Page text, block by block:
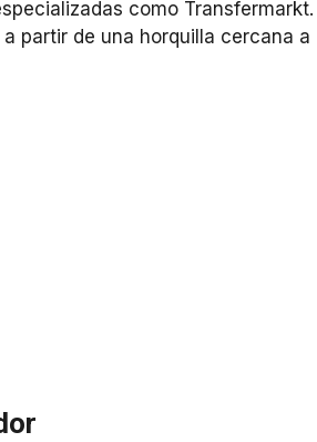
como Transfermarkt.
partir de una horquilla cercana a